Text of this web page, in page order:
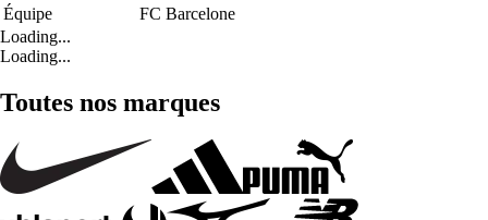
Équipe
FC Barcelone
Loading...
Loading...
Toutes nos marques